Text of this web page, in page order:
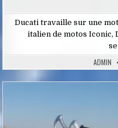
Ducati travaille sur une
italien de motos Iconic,
ADMIN